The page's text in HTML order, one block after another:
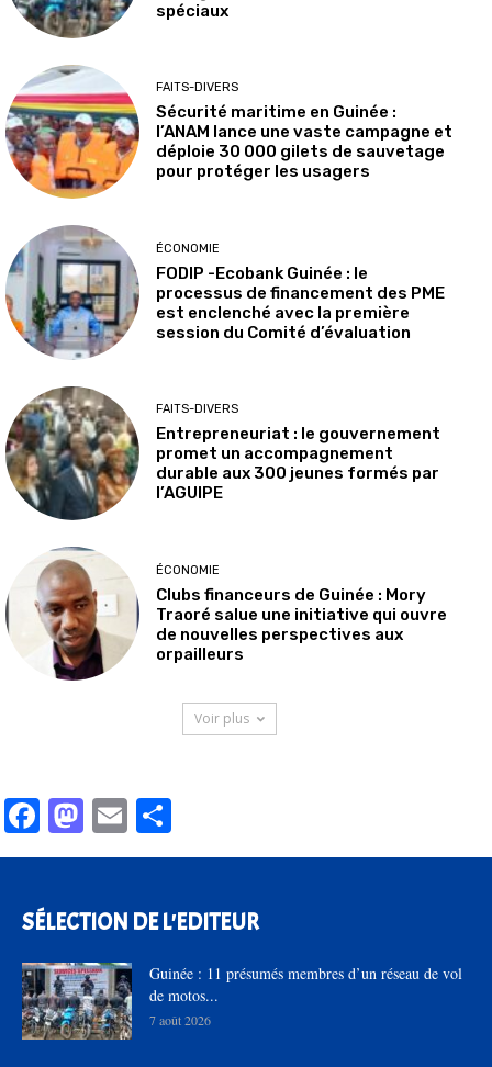
spéciaux
FAITS-DIVERS
Sécurité maritime en Guinée :
l’ANAM lance une vaste campagne et
déploie 30 000 gilets de sauvetage
pour protéger les usagers
ÉCONOMIE
FODIP -Ecobank Guinée : le
processus de financement des PME
est enclenché avec la première
session du Comité d’évaluation
FAITS-DIVERS
Entrepreneuriat : le gouvernement
promet un accompagnement
durable aux 300 jeunes formés par
l’AGUIPE
ÉCONOMIE
Clubs financeurs de Guinée : Mory
Traoré salue une initiative qui ouvre
de nouvelles perspectives aux
orpailleurs
Voir plus
Facebook
Mastodon
Email
SÉLECTION DE L'EDITEUR
Guinée : 11 présumés membres d’un réseau de vol
de motos...
7 août 2026